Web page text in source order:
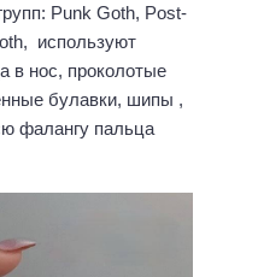
Punk Goth, Post-
используют
в нос, проколотые
булавки, шипы ,
фалангу пальца